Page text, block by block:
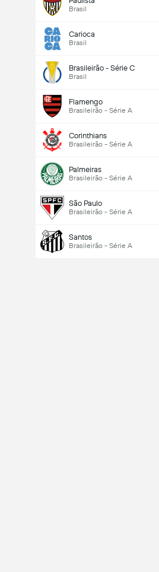
Brasil
Carioca
Brasil
Brasileirão - Série C
Brasil
Flamengo
Brasileirão - Série A
Corinthians
Brasileirão - Série A
Palmeiras
Brasileirão - Série A
São Paulo
Brasileirão - Série A
Santos
Brasileirão - Série A
Total de Gols (2.5)